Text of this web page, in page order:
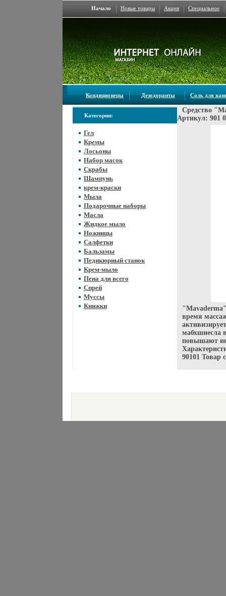
Начало Новые товары Акция Специальное
Кондиционеры Дезодоранты Соль для
Категории:
Гел
Кремы
Лосьоны
Набор масок
Скрабы
Шампунь
крем-краски
Мыла
Подарочные наборы
Масла
Жидкое мыло
Ножницы
Салфетки
Бальзамы
Педикюрный станок
Крем-мыло
Пена для всего
Спрей
Муссы
Книжки
Средство
Артикул: 901
"Mavaderma"
время
мабхшиесла
повышают
90101 Товар